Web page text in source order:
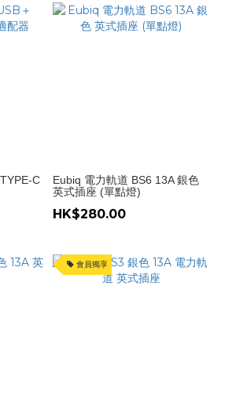
C
Eubiq 電力軌道 BS6 13A 銀色
英式插座 (單點燈)
HK$280.00
會員獨享